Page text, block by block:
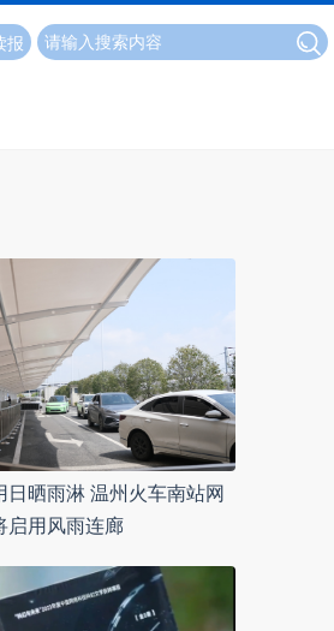
报
日晒雨淋 温州火车南站网
启用风雨连廊